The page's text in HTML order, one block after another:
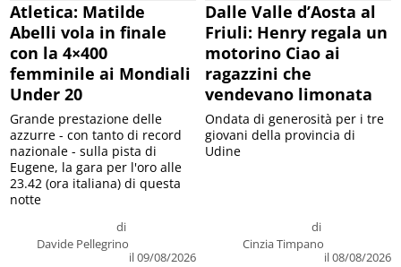
Atletica: Matilde
Abelli vola in finale
con la 4×400
femminile ai Mondiali
Under 20
di
Davide Pellegrino
il 09/08/2026
Grande prestazione delle
azzurre - con tanto di record
nazionale - sulla pista di
Eugene, la gara per l'oro alle
23.42 (ora italiana) di questa
notte
Dalle Valle d’Aosta al
Friuli: Henry regala un
motorino Ciao ai
ragazzini che
vendevano limonata
di
Cinzia Timpano
il 08/08/2026
Ondata di generosità per i tre
giovani della provincia di
Udine